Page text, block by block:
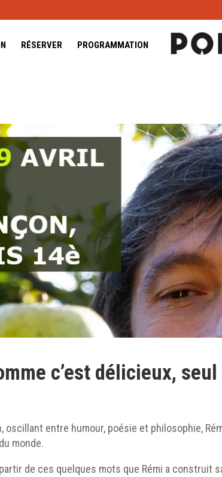
RÉSERVER PROGRAMMATION
c’est délicieux,
oscillant entre humour, poésie et philosophie,
monde.
de ces quelques mots que Rémi a construit